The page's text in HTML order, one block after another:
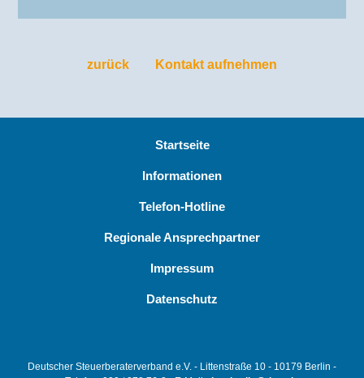
zurück Kontakt aufnehmen
Startseite
Informationen
Telefon-Hotline
Regionale Ansprechpartner
Impressum
Datenschutz
Deutscher Steuerberaterverband e.V. - Littenstraße 10 - 10179 Berlin -